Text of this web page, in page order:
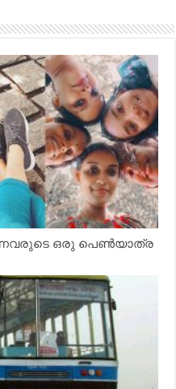
ഒരു പെൺയാത്ര